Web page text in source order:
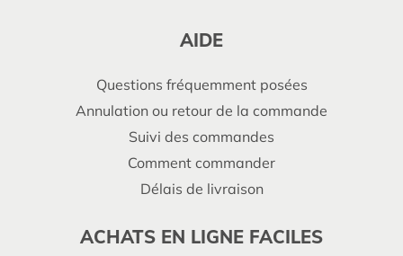
AIDE
Questions fréquemment posées
Annulation ou retour de la commande
Suivi des commandes
Comment commander
Délais de livraison
ACHATS EN LIGNE FACILES